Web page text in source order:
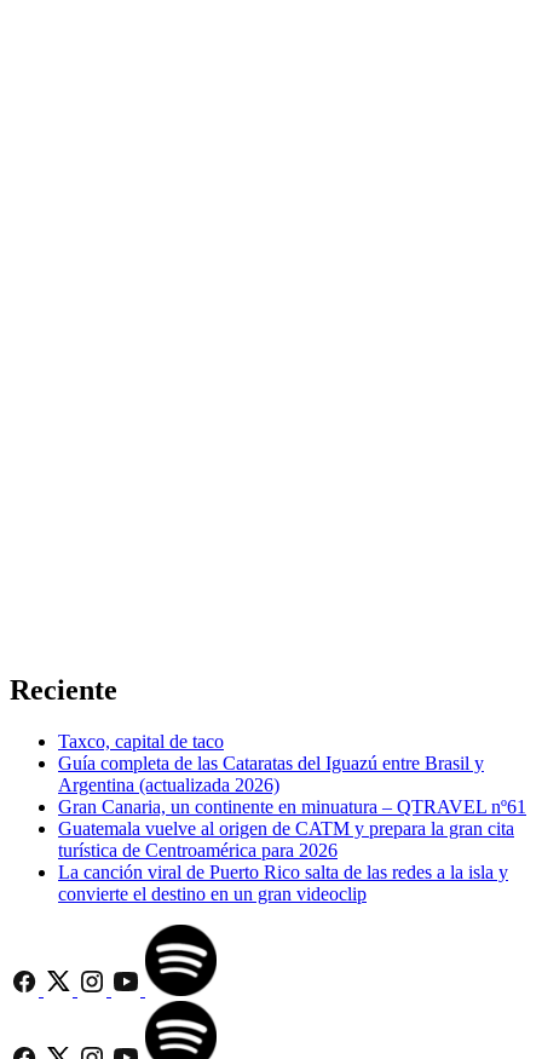
Reciente
Taxco, capital de taco
Guía completa de las Cataratas del Iguazú entre Brasil y
Argentina (actualizada 2026)
Gran Canaria, un continente en minuatura – QTRAVEL nº61
Guatemala vuelve al origen de CATM y prepara la gran cita
turística de Centroamérica para 2026
La canción viral de Puerto Rico salta de las redes a la isla y
convierte el destino en un gran videoclip